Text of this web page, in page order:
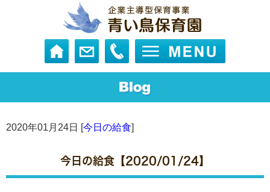
2020年01月24日 [今日の給食]
今日の給食【2020/01/24】